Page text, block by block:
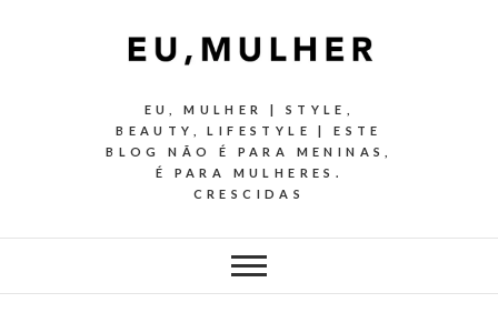
EU, MULHER | STYLE,
BEAUTY, LIFESTYLE | ESTE
BLOG NÃO É PARA MENINAS,
É PARA MULHERES.
CRESCIDAS